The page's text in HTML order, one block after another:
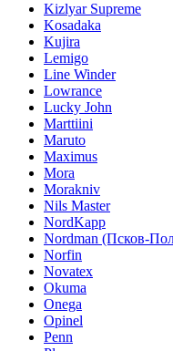
Kizlyar Supreme
Kosadaka
Kujira
Lemigo
Line Winder
Lowrance
Lucky John
Marttiini
Maruto
Maximus
Mora
Morakniv
Nils Master
NordKapp
Nordman (Псков-
Norfin
Novatex
Okuma
Onega
Opinel
Penn